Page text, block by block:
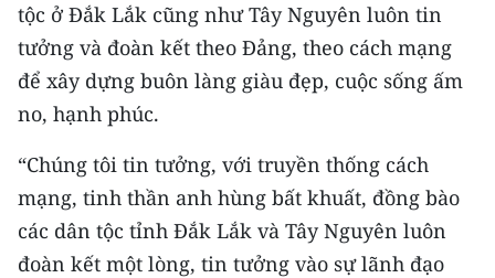
tộc ở Đắk Lắk cũng như Tây Nguyên luôn tin
tưởng và đoàn kết theo Đảng, theo cách mạng
để xây dựng buôn làng giàu đẹp, cuộc sống ấm
no, hạnh phúc.
“Chúng tôi tin tưởng, với truyền thống cách
mạng, tinh thần anh hùng bất khuất, đồng bào
các dân tộc tỉnh Đắk Lắk và Tây Nguyên luôn
đoàn kết một lòng, tin tưởng vào sự lãnh đạo